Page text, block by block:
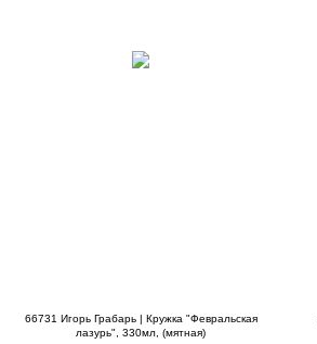
66731 Игорь Грабарь | Кружка "Февральская
лазурь", 330мл, (мятная)